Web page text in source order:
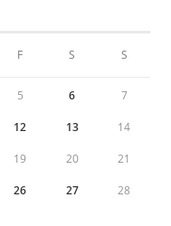
F S S
5 6 7
12 13 14
19 20 21
26 27 28